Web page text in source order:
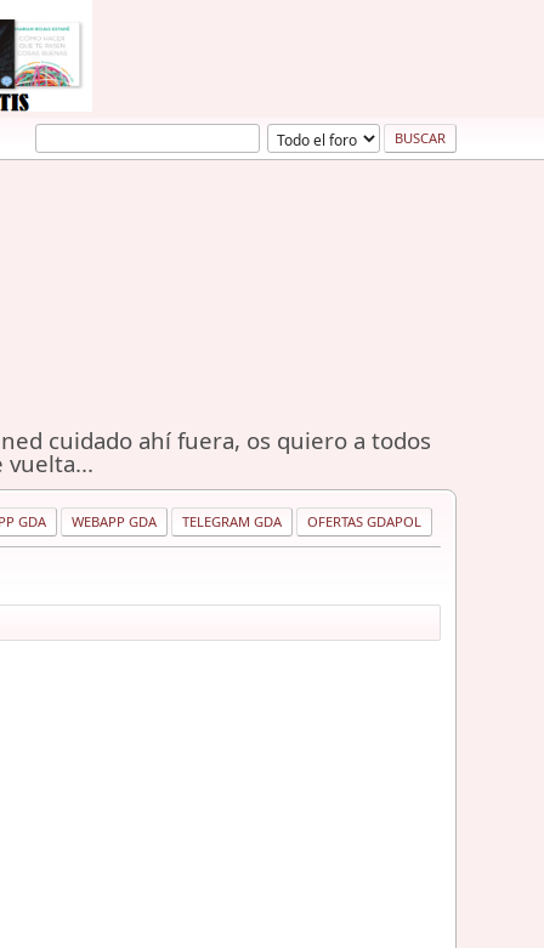
cuidado ahí fuera, os quiero a todos
vuelta...
GDA WEBAPP GDA TELEGRAM GDA OFERTAS GDAPOL